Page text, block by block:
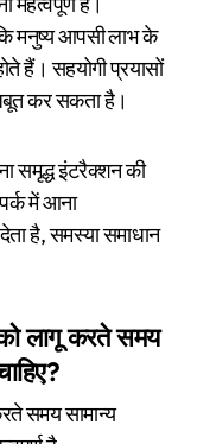
मनुष्य आपसी लाभ के
हैं। सहयोगी प्रयासों
कर सकता है।
समृद्ध इंटरैक्शन की
में आना
है, समस्या समाधान
को लागू करते समय
समय सामान्य